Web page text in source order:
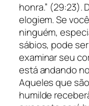
honra.” (29:23).
elogiem. Se
ninguém,
sábios, pode
examinar seu
está andando
Aqueles que
humilde